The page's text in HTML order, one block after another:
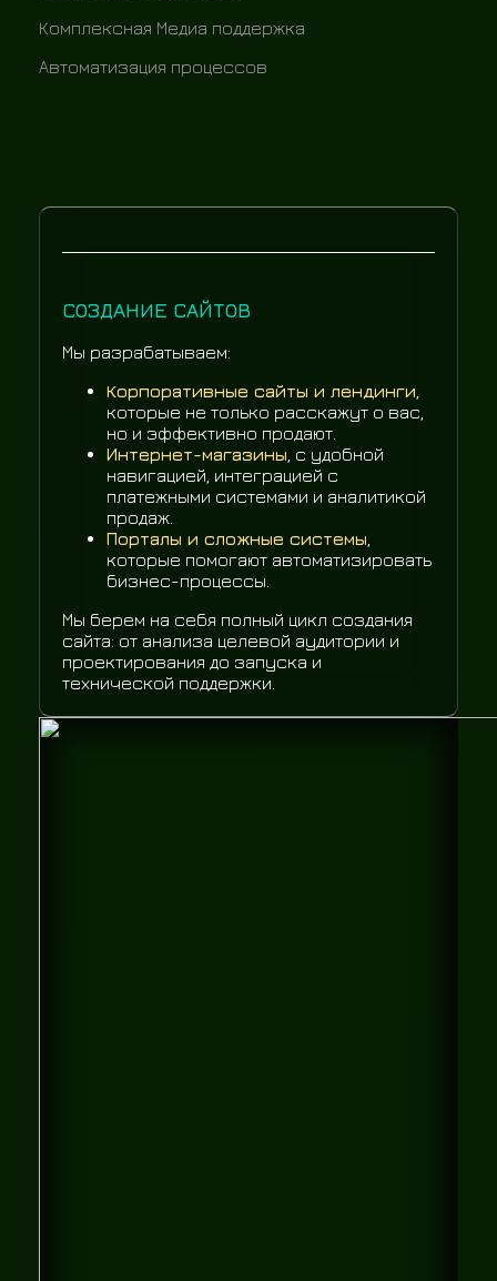
Комплексная Медиа поддержка
Автоматизация процессов
СОЗДАНИЕ САЙТОВ
Мы разрабатываем:
Корпоративные сайты и лендинги
которые не только расскажут о вас,
но и эффективно продают.
Интернет-магазины , с удобной
навигацией, интеграцией с
платежными системами и аналитикой
продаж.
Порталы и сложные системы
которые помогают автоматизировать
бизнес-процессы.
Мы берем на себя полный цикл создания
сайта: от анализа целевой аудитории и
проектирования до запуска и
технической поддержки.